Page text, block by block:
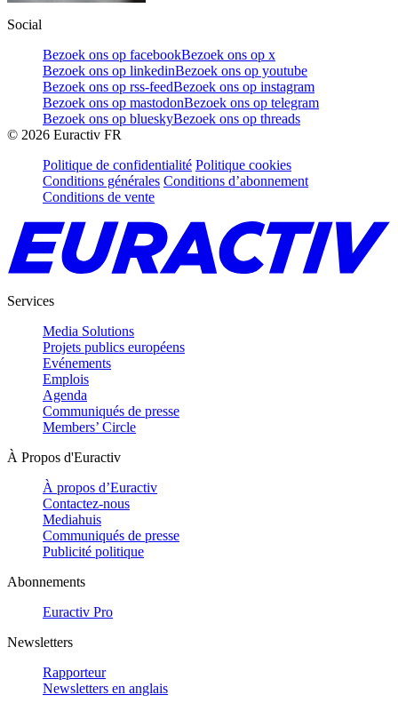
Social
Bezoek ons op facebookBezoek ons op x
Bezoek ons op linkedinBezoek ons op youtube
Bezoek ons op rss-feedBezoek ons op instagram
Bezoek ons op mastodonBezoek ons op telegram
Bezoek ons op blueskyBezoek ons op threads
© 2026 Euractiv FR
Politique de confidentialité Politique cookies
Conditions générales Conditions d’abonnement
Conditions de vente
Services
Media Solutions
Projets publics européens
Evénements
Emplois
Agenda
Communiqués de presse
Members’ Circle
À Propos d'Euractiv
À propos d’Euractiv
Contactez-nous
Mediahuis
Communiqués de presse
Publicité politique
Abonnements
Euractiv Pro
Newsletters
Rapporteur
Newsletters en anglais